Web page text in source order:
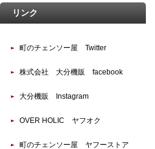
リンク
町のチェンソー屋 Twitter
株式会社 大分機販 facebook
大分機販 Instagram
OVER HOLIC ヤフオク
町のチェンソー屋 ヤフーストア